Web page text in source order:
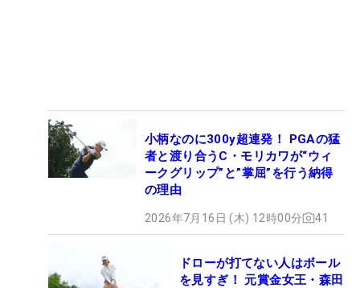
小柄なのに300y超連発！ PGAの猛
者と渡り合うC・モリカワが“ウィ
ークグリップ”と”掌屈”を行う納得
の理由
2026年7月16日 (木) 12時00分 41
ドローが打てない人はボール
を見すぎ！ 元賞金女王・森田